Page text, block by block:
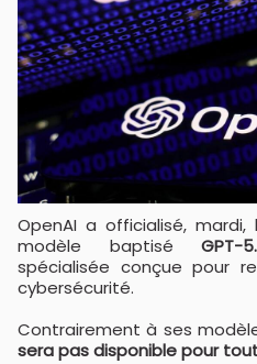
OpenAI a officialisé, mardi, la sortie de son nouveau
modèle baptisé GPT-
spécialisée conçue pour
cybersécurité.
Contrairement à ses
sera pas disponible pour